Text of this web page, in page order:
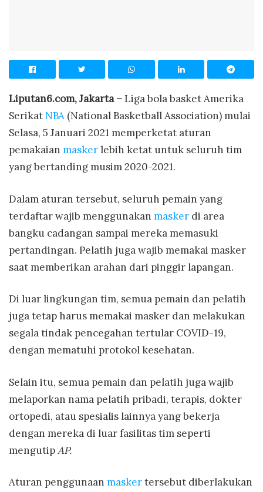
Liputan6.com, Jakarta –Liga bola basket Amerika
Serikat NBA (National Basketball Association) mulai
Selasa, 5 Januari 2021 memperketat aturan
pemakaian maskerlebih ketat untuk seluruh tim
yang bertanding musim 2020-2021.
Dalam aturan tersebut, seluruh pemain yang
terdaftar wajib menggunakan masker di area
bangku cadangan sampai mereka memasuki
pertandingan. Pelatih juga wajib memakai masker
saat memberikan arahan dari pinggir lapangan.
Di luar lingkungan tim, semua pemain dan pelatih
juga tetap harus memakai masker dan melakukan
segala tindak pencegahan tertular COVID-19,
dengan mematuhi protokol kesehatan.
Selain itu, semua pemain dan pelatih juga wajib
melaporkan nama pelatih pribadi, terapis, dokter
ortopedi, atau spesialis lainnya yang bekerja
dengan mereka di luar fasilitas tim seperti
mengutipAP.
Aturan penggunaan maskertersebut diberlakukan